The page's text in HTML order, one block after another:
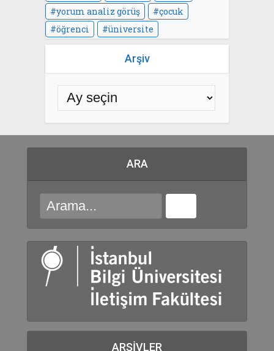
yorum analiz görüş
çocuk
öğrenci
üniversite
Arşiv
ARA
ARŞIVLER